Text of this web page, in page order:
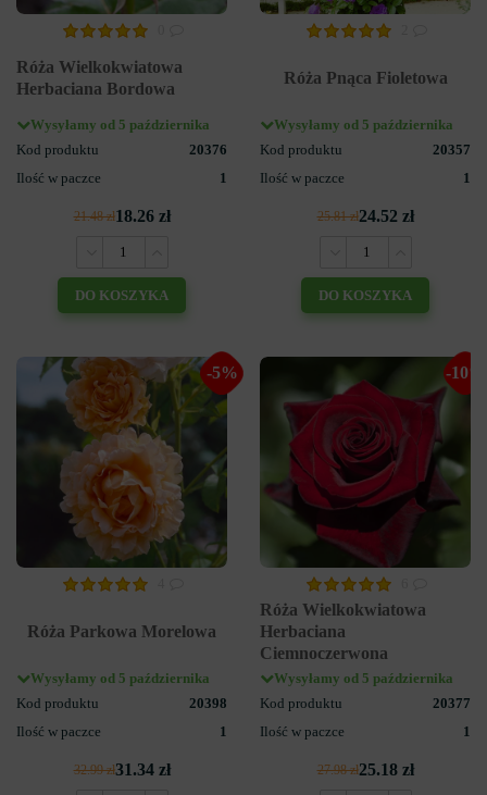
Róża Wielkokwiatowa
Herbaciana Bordowa
Wysyłamy od 5 października
Kod produktu
20376
Ilość w paczce
1
21.48 zł18.26 zł
DO KOSZYKA
Róża Pnąca Fioletowa
Wysyłamy od 5 października
Kod produktu
20357
Ilość w paczce
1
25.81 zł24.52 zł
DO KOSZYKA
-5%
Róża Parkowa Morelowa
Wysyłamy od 5 października
Kod produktu
20398
Ilość w paczce
1
32.99 zł31.34 zł
-10%
Róża Wielkokwiatowa
Herbaciana
Ciemnoczerwona
Wysyłamy od 5 października
Kod produktu
20377
Ilość w paczce
1
27.98 zł25.18 zł